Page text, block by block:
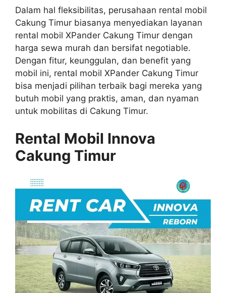
Dalam hal fleksibilitas, perusahaan rental mobil
Cakung Timur biasanya menyediakan layanan
rental mobil XPander Cakung Timur dengan
harga sewa murah dan bersifat negotiable.
Dengan fitur, keunggulan, dan benefit yang
mobil ini, rental mobil XPander Cakung Timur
bisa menjadi pilihan terbaik bagi mereka yang
butuh mobil yang praktis, aman, dan nyaman
untuk mobilitas di Cakung Timur.
Rental Mobil Innova
Cakung Timur